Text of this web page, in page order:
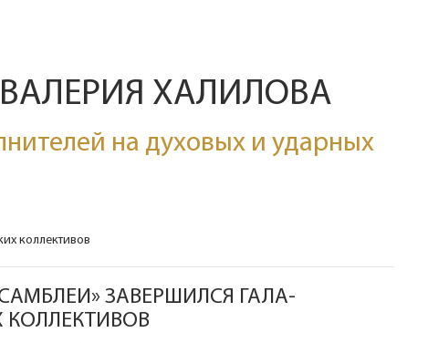
ХАЛИЛОВА
на духовых и ударных
коллективов
ЗАВЕРШИЛСЯ ГАЛА-